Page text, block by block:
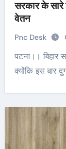
सरकार के सारे
वेतन
Pnc Desk
पटना।। बिहार सरकार के दावों पर एक बार फिर सवाल खड़े हुए हैं
क्योंकि इस बार